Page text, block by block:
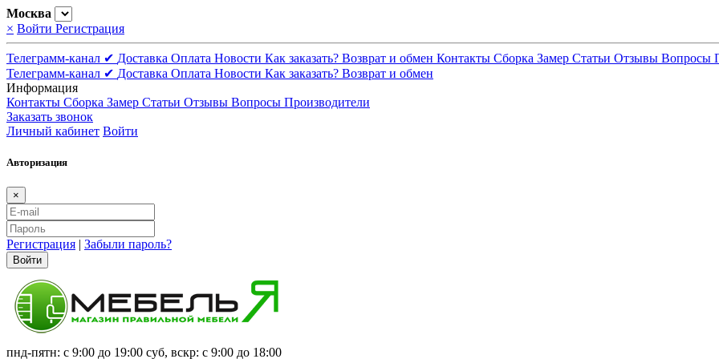
Москва
× Войти Регистрация
Телеграмм-канал ✔ Доставка Оплата Новости Как заказать? Возврат и обмен Контакты Сборка Замер Статьи Отзывы Вопросы
Телеграмм-канал ✔ Доставка Оплата Новости Как заказать? Возврат и обмен
Информация
Контакты Сборка Замер Статьи Отзывы Вопросы Производители
Заказать звонок
Личный кабинет Войти
Авторизация
×
Регистрация | Забыли пароль?
Войти
пнд-пятн: с 9:00 до 19:00 суб, вскр: с 9:00 до 18:00